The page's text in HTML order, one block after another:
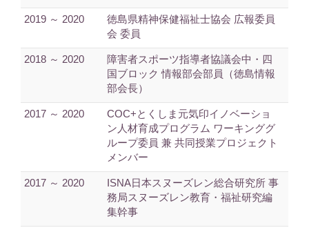
2019 ～ 2020
徳島県精神保健福祉士協会 広報委員
会 委員
2018 ～ 2020
障害者スポーツ指導者協議会中・四
国ブロック 情報部会部員（徳島情報
部会長）
2017 ～ 2020
COC+とくしま元気印イノベーショ
ン人材育成プログラム ワーキンググ
ループ委員 兼 共同授業プロジェクト
メンバー
2017 ～ 2020
ISNA日本スヌーズレン総合研究所 事
務局スヌーズレン教育・福祉研究編
集幹事